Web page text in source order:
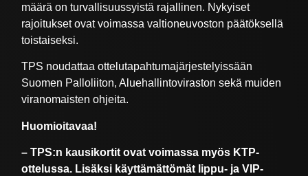
määrä on turvallisuussyistä rajallinen. Nykyiset
rajoitukset ovat voimassa valtioneuvoston päätöksellä
toistaiseksi.
TPS noudattaa ottelutapahtumajärjestelyissään
Suomen Palloliiton, Aluehallintoviraston sekä muiden
viranomaisten ohjeita.
Huomioitavaa!
– TPS:n kausikortit ovat voimassa myös KTP-
ottelussa. Lisäksi käyttämättömät lippu- ja VIP-